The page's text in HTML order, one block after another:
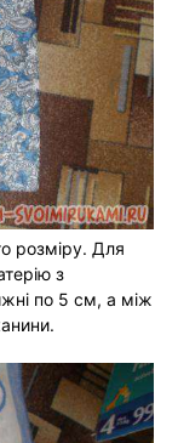
розміру. Для
з
по 5 см, а між